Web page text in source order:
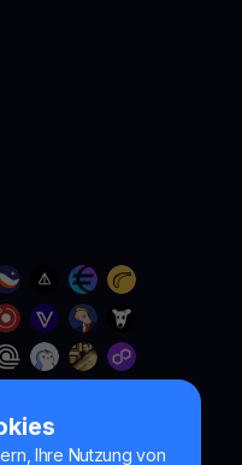
Ihre Nutzung von